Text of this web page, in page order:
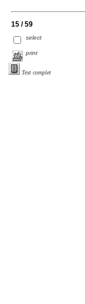
15 / 59
select
print
Text complet